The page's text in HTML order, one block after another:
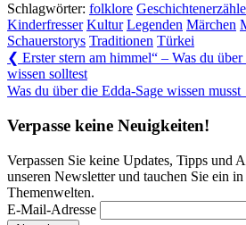
Schlagwörter: folklore
Kinderfresser Kultur Legenden Märchen
Schauerstorys Traditionen Türkei
Beitragsnavigation
❮ Previous
Post:
Erster stern am himmel“ – Was du
wissen solltest
Next
Was du über die Edda-Sage wissen musst
Verpasse keine Neuigkeiten!
Verpassen Sie keine Updates, Tipps und
unseren Newsletter und tauchen Sie ein in
Themenwelten.
E-Mail-Adresse